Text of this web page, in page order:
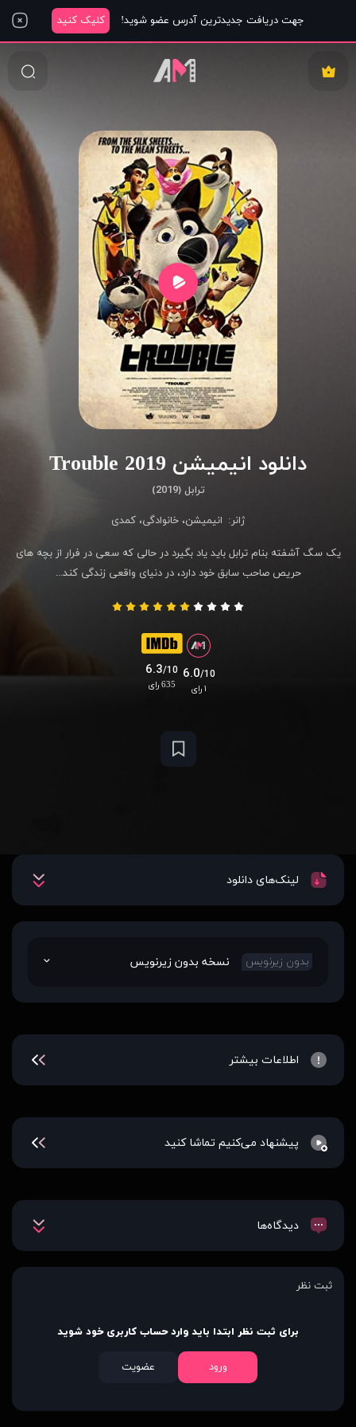
جهت دریافت جدیدترین آدرس عضو شوید! کلیک کنید
دانلود انیمیشن Trouble 2019
ترابل (2019)
ژانر: انیمیشن، خانوادگی، کمدی
یک سگ آشفته بنام ترابل باید یاد بگیرد در حالی که سعی در فرار از بچه های
حریص صاحب سابق خود دارد، در دنیای واقعی زندگی کند...
6.3/10
635 رای
6.0/10
۱ رای
لینک‌های دانلود
بدون زیرنویس نسخه بدون زیرنویس
اطلاعات بیشتر
پیشنهاد می‌کنیم تماشا کنید
دیدگاه‌ها
ثبت نظر
برای ثبت نظر ابتدا باید وارد حساب کاربری خود شوید
ورود عضویت